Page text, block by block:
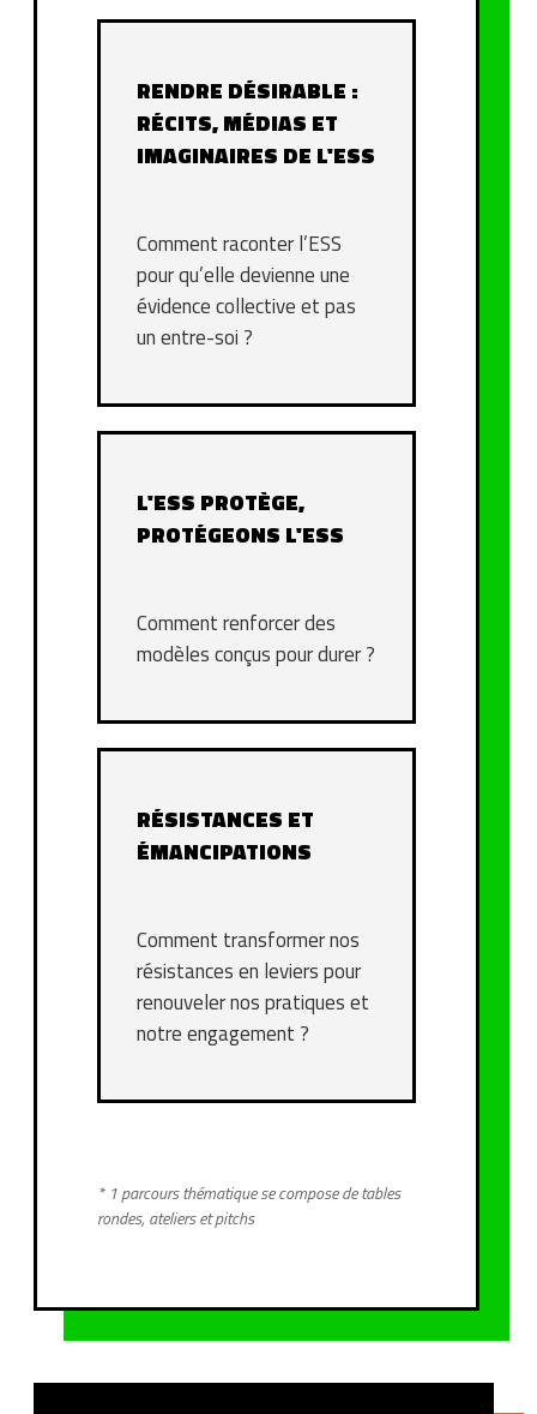
RENDRE DÉSIRABLE :
RÉCITS, MÉDIAS ET
IMAGINAIRES DE L'ESS
Comment raconter l’ESS
pour qu’elle devienne une
évidence collective et pas
un entre-soi ?
L'ESS PROTÈGE,
PROTÉGEONS L'ESS
Comment renforcer des
modèles conçus pour durer ?
RÉSISTANCES ET
ÉMANCIPATIONS
Comment transformer nos
résistances en leviers pour
renouveler nos pratiques et
notre engagement ?
* 1 parcours thématique se compose de tables
rondes, ateliers et pitchs